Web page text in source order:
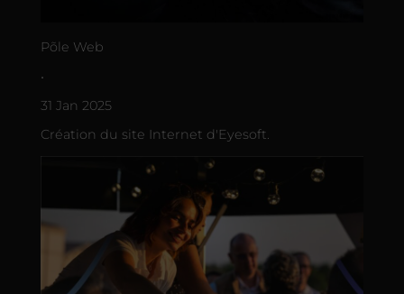
Põle Web
•
31 Jan 2025
Création du site Internet d'Eyesoft.